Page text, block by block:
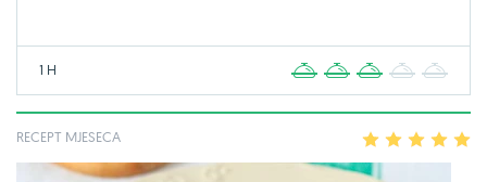
1 H 2 3 4
RECEPT MJESECA 2 3 4